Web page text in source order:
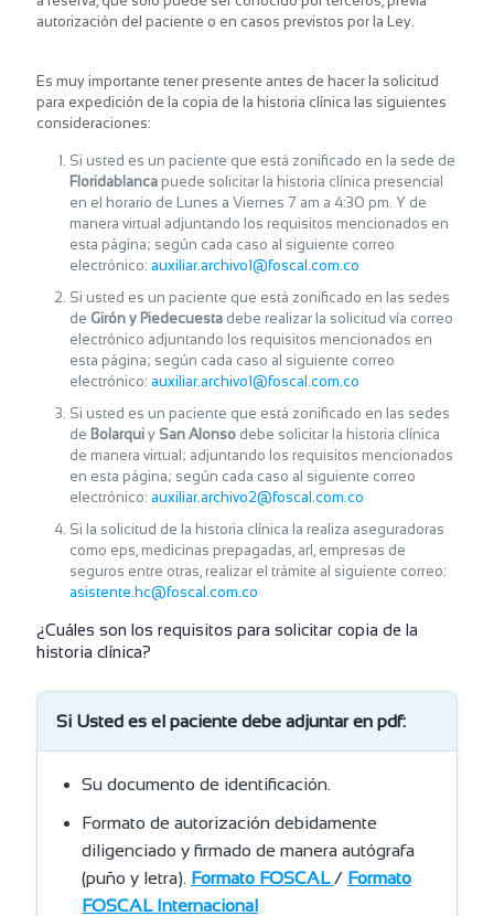
autorización del paciente o en casos previstos por la Ley.
Es muy importante tener presente antes de hacer la solicitud
para expedición de la copia de la historia clínica las siguientes
consideraciones:
Si usted es un paciente que está zonificado en la sede de
Floridablanca puede solicitar la historia clínica presencial
en el horario de Lunes a Viernes 7 am a 4:30 pm. Y de
manera virtual adjuntando los requisitos mencionados en
esta página; según cada caso al siguiente correo
electrónico: auxiliar.archivo1@foscal.com.co
Si usted es un paciente que está zonificado en las sedes
de Girón y Piedecuesta debe realizar la solicitud vía correo
electrónico adjuntando los requisitos mencionados en
esta página; según cada caso al siguiente correo
electrónico: auxiliar.archivo1@foscal.com.co
Si usted es un paciente que está zonificado en las sedes
de Bolarqui y San Alonso debe solicitar la historia clínica
de manera virtual; adjuntando los requisitos mencionados
en esta página; según cada caso al siguiente correo
electrónico: auxiliar.archivo2@foscal.com.co
Si la solicitud de la historia clínica la realiza aseguradoras
como eps, medicinas prepagadas, arl, empresas de
seguros entre otras, realizar el trámite al siguiente correo:
asistente.hc@foscal.com.co
¿Cuáles son los requisitos para solicitar copia de la
historia clínica?
Si Usted es el paciente debe adjuntar en pdf:
Su documento de identificación.
Formato de autorización debidamente
diligenciado y firmado de manera autógrafa
(puño y letra). Formato FOSCAL / Formato
FOSCAL Internacional